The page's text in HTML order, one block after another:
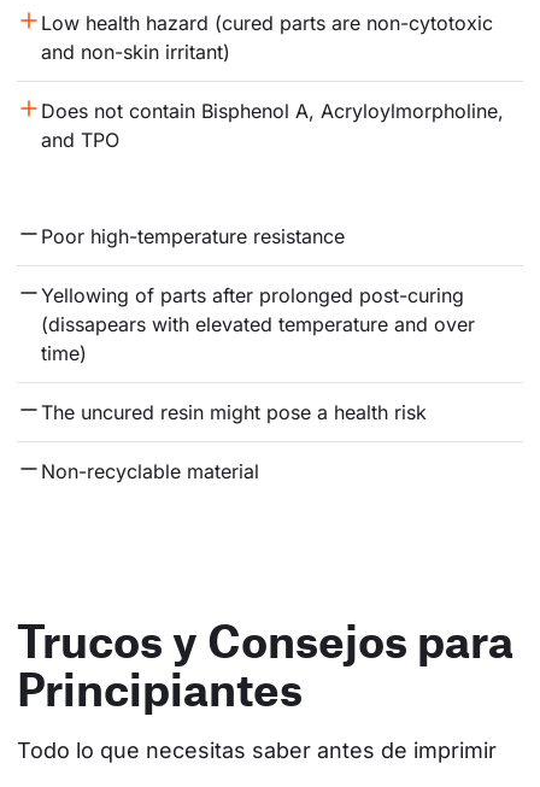
Low health hazard (cured parts are non-cytotoxic
and non-skin irritant)
Does not contain Bisphenol A, Acryloylmorpholine,
and TPO
Poor high-temperature resistance
Yellowing of parts after prolonged post-curing
(dissapears with elevated temperature and over
time)
The uncured resin might pose a health risk
Non-recyclable material
Trucos y Consejos para
Principiantes
Todo lo que necesitas saber antes de imprimir